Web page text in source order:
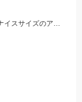
今日も夕マズメと南知多の春アオリイカ狙いに行き、ナイスサイズのアオリイカに出会えました‼️